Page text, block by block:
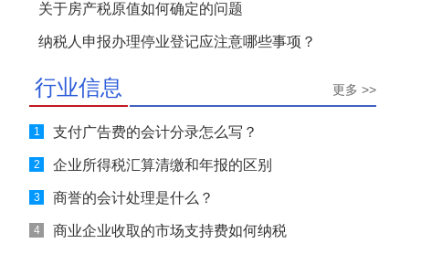
关于房产税原值如何确定的问题
纳税人申报办理停业登记应注意哪些事项？
行业信息 更多 >>
1 支付广告费的会计分录怎么写？
2 企业所得税汇算清缴和年报的区别
3 商誉的会计处理是什么？
4 商业企业收取的市场支持费如何纳税